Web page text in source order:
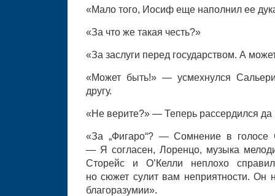
«Мало того, Иосиф еще наполнил ее
«За что же такая честь?»
«За заслуги перед государством. А
«Может быть!» — усмехнулся
другу.
«Не верите?» — Теперь рассердился да
«За „Фигаро“? — Сомнение в голосе
— Я согласен, Лоренцо, музыка
Сторейс и О’Келли неплохо
но сюжет сулит вам неприятности. Он
благоразумии».